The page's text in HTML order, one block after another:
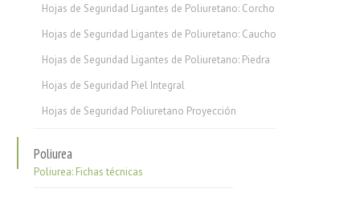
Hojas de Seguridad Ligantes de Poliuretano: Corcho
Hojas de Seguridad Ligantes de Poliuretano: Caucho
Hojas de Seguridad Ligantes de Poliuretano: Piedra
Hojas de Seguridad Piel Integral
Hojas de Seguridad Poliuretano Proyección
Poliurea
Poliurea: Fichas técnicas